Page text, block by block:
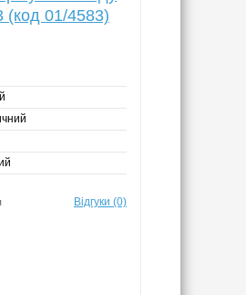
(код 01/4583)
Відгуки (0)